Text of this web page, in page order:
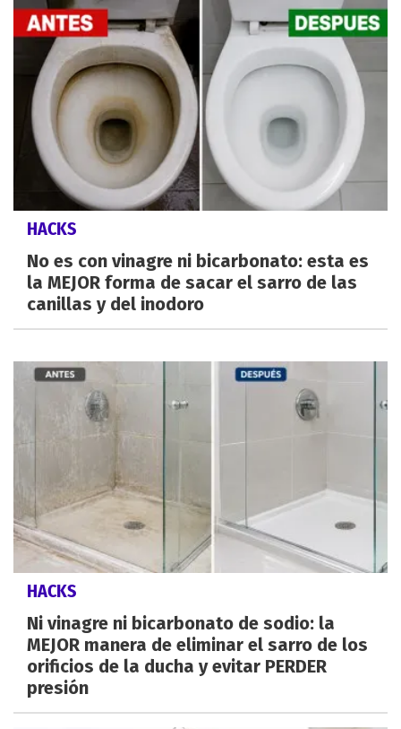
HACKS
No es con vinagre ni bicarbonato: esta es
la MEJOR forma de sacar el sarro de las
canillas y del inodoro
HACKS
Ni vinagre ni bicarbonato de sodio: la
MEJOR manera de eliminar el sarro de los
orificios de la ducha y evitar PERDER
presión